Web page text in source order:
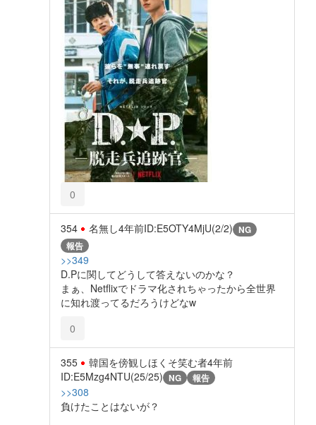
0
354 名無し4年前ID:E5OTY4MjU(2/2) NG
報告
>>349
D.Pに関してどうして答えないのかな？
まぁ、Netflixでドラマ化されちゃったから全世界
に知れ渡ってるだろうけどなw
0
355 韓国を傍観しほくそ笑む者4年前
ID:E5Mzg4NTU(25/25) NG 報告
>>308
負けたことはないが？